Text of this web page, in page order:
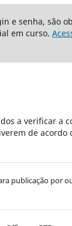
e senha, são
em curso.
a verificar a
de acordo
publicação por